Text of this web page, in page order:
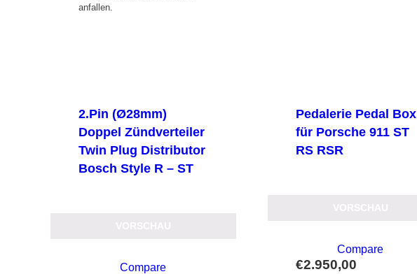
anfallen.
2.Pin (Ø28mm)
Doppel Zündverteiler
Twin Plug Distributor
Bosch Style R – ST
Compare
Pedalerie Pedal Box
für Porsche 911 ST
RS RSR
€2.950,00
Compare